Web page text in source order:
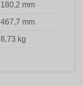
180,2 mm
467,7 mm
8,73 kg